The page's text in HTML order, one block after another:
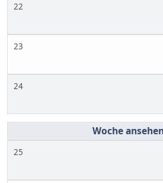
22
23
24
25